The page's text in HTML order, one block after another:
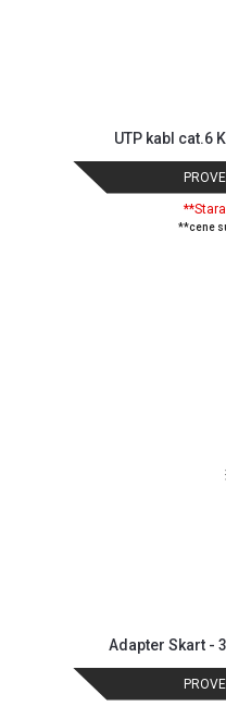
UTP kabl cat.6
**cene
Adapter Skart -